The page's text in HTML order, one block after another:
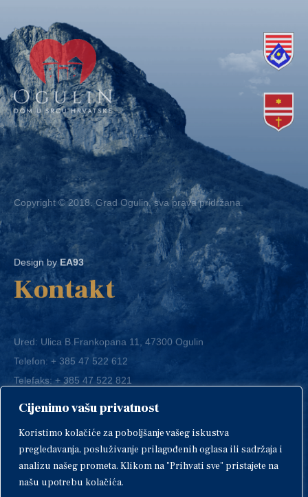
Cijenimo vašu privatnost
Koristimo kolačiće za poboljšanje vašeg iskustva
pregledavanja, posluživanje prilagođenih oglasa ili sadržaja i
analizu našeg prometa. Klikom na "Prihvati sve" pristajete na
našu upotrebu kolačića.
Copyright © 2018. Grad Ogulin, sva prava pridržana.
Design byEA93
Kontakt
Ured: Ulica B.Frankopana 11, 47300 Ogulin
Telefon:+ 385 47 522 612
Telefaks:+ 385 47 522 821
E-mail:grad-ogulin@ogulin.hr
IBAN: HR1424020061829700009